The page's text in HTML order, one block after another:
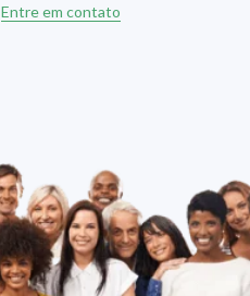
Entre em contato